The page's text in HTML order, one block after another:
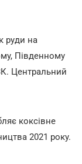
руди на
Південному
Центральний
коксівне
2021 року.